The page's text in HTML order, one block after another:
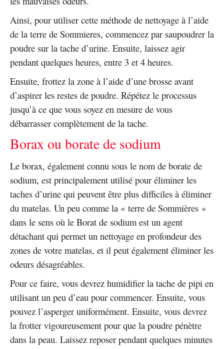
Ainsi, pour utiliser cette méthode de nettoyage à l’aide
de la terre de Sommieres, commencez par saupoudrer la
poudre sur la tache d’urine. Ensuite, laissez agir
pendant quelques heures, entre 3 et 4 heures.
Ensuite, frottez la zone à l’aide d’une brosse avant
d’aspirer les restes de poudre. Répétez le processus
jusqu’à ce que vous soyez en mesure de vous
débarrasser complètement de la tache.
Borax ou borate de sodium
Le borax, également connu sous le nom de borate de
sodium, est principalement utilisé pour éliminer les
taches d’urine qui peuvent être plus difficiles à éliminer
du matelas. Un peu comme la « terre de Sommières »
dans le sens où le Borat de sodium est un agent
détachant qui permet un nettoyage en profondeur des
zones de votre matelas, et il peut également éliminer les
odeurs désagréables.
Pour ce faire, vous devrez humidifier la tache de pipi en
utilisant un peu d’eau pour commencer. Ensuite, vous
pouvez l’asperger uniformément. Ensuite, vous devrez
la frotter vigoureusement pour que la poudre pénètre
dans la peau. Laissez reposer pendant quelques minutes